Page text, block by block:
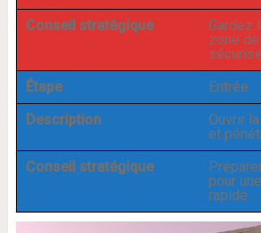
Conseil stratégique
Gardez
zone
Étape
Entrée
Description
Ouvrir
et
Conseil stratégique
pour
rapide.